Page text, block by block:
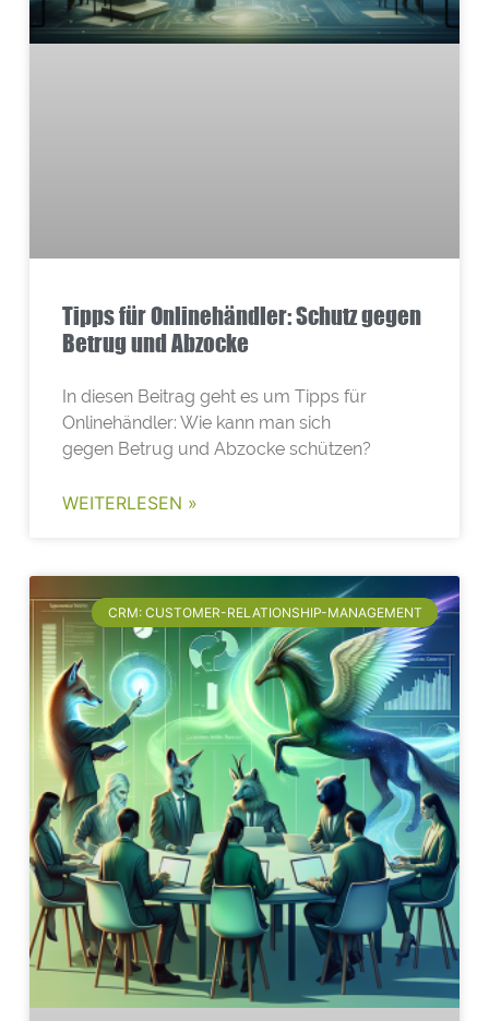
Tipps für Onlinehändler: Schutz gegen
Betrug und Abzocke
In diesen Beitrag geht es um Tipps für
Onlinehändler: Wie kann man sich
gegen Betrug und Abzocke schützen?
WEITERLESEN »
CRM: CUSTOMER-RELATIONSHIP-MANAGEMENT